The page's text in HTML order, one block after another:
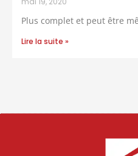
Plus complet et peut être
Lire la suite »